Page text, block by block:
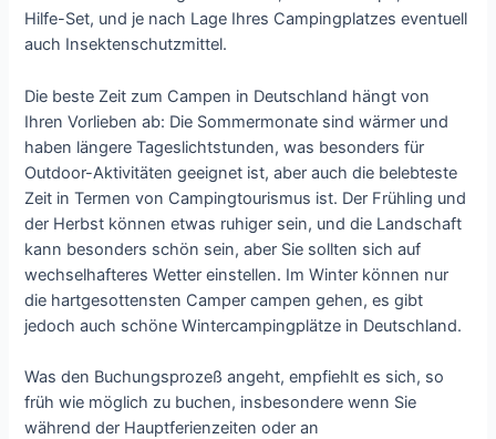
Hilfe-Set, und je nach Lage Ihres Campingplatzes eventuell
auch Insektenschutzmittel.
Die beste Zeit zum Campen in Deutschland hängt von
Ihren Vorlieben ab: Die Sommermonate sind wärmer und
haben längere Tageslichtstunden, was besonders für
Outdoor-Aktivitäten geeignet ist, aber auch die belebteste
Zeit in Termen von Campingtourismus ist. Der Frühling und
der Herbst können etwas ruhiger sein, und die Landschaft
kann besonders schön sein, aber Sie sollten sich auf
wechselhafteres Wetter einstellen. Im Winter können nur
die hartgesottensten Camper campen gehen, es gibt
jedoch auch schöne Wintercampingplätze in Deutschland.
Was den Buchungsprozeß angeht, empfiehlt es sich, so
früh wie möglich zu buchen, insbesondere wenn Sie
während der Hauptferienzeiten oder an